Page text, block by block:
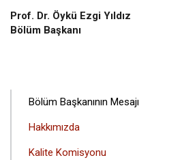
Prof. Dr. Öykü Ezgi Yıldız
Bölüm Başkanı
ANA
MENÜSÜ
Bölüm Başkanının Mesajı
Hakkımızda
Kalite Komisyonu